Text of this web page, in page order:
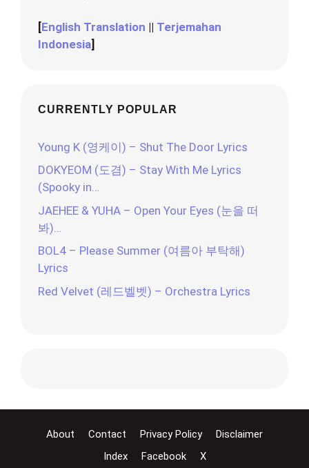
[English Translation || Terjemahan
Indonesia]
CURRENTLY POPULAR
Young K (영케이) – Shut The Door Lyrics
DOKYEOM (도겸) – Stay With Me Lyrics
(Spooky in…
JAEHEE & YUHA – Open Your Eyes (눈을 떠
봐)…
BOL4 – Please Summer (여름아 부탁해)
Lyrics
Red Velvet (레드벨벳) – Orchestra Lyrics
About Contact Privacy Policy
Disclaimer
Index
Facebook X